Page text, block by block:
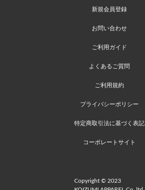
新規会員登録
お問い合わせ
ご利用ガイド
よくあるご質問
ご利用規約
プライバシーポリシー
特定商取引法に基づく表記
コーポレートサイト
Copyright © 2023